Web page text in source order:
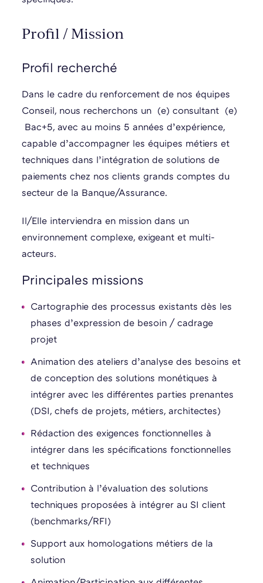
Profil / Mission
Profil recherché
Dans le cadre du renforcement de nos équipes
Conseil, nous recherchons un (e) consultant (e)
Bac+5, avec au moins 5 années d’expérience,
capable d’accompagner les équipes métiers et
techniques dans l’intégration de solutions de
paiements chez nos clients grands comptes du
secteur de la Banque/Assurance.
Il/Elle interviendra en mission dans un
environnement complexe, exigeant et multi-
acteurs.
Principales missions
Cartographie des processus existants dès les
phases d’expression de besoin / cadrage
projet
Animation des ateliers d’analyse des besoins et
de conception des solutions monétiques à
intégrer avec les différentes parties prenantes
(DSI, chefs de projets, métiers, architectes)
Rédaction des exigences fonctionnelles à
intégrer dans les spécifications fonctionnelles
et techniques
Contribution à l’évaluation des solutions
techniques proposées à intégrer au SI client
(benchmarks/RFI)
Support aux homologations métiers de la
solution